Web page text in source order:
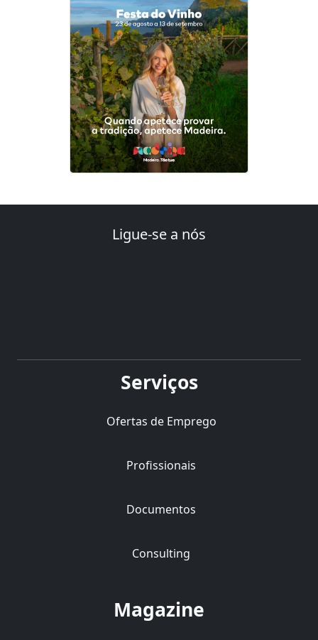
Ligue-se a nós
Serviços
Ofertas de Emprego
Profissionais
Documentos
Consulting
Magazine